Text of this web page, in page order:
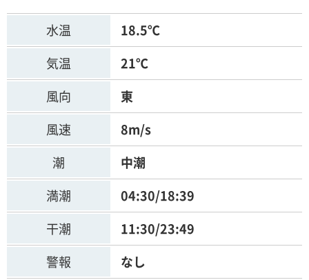
水温
18.5℃
気温
21℃
風向
東
風速
8m/s
潮
中潮
満潮
04:30/18:39
干潮
11:30/23:49
警報
なし